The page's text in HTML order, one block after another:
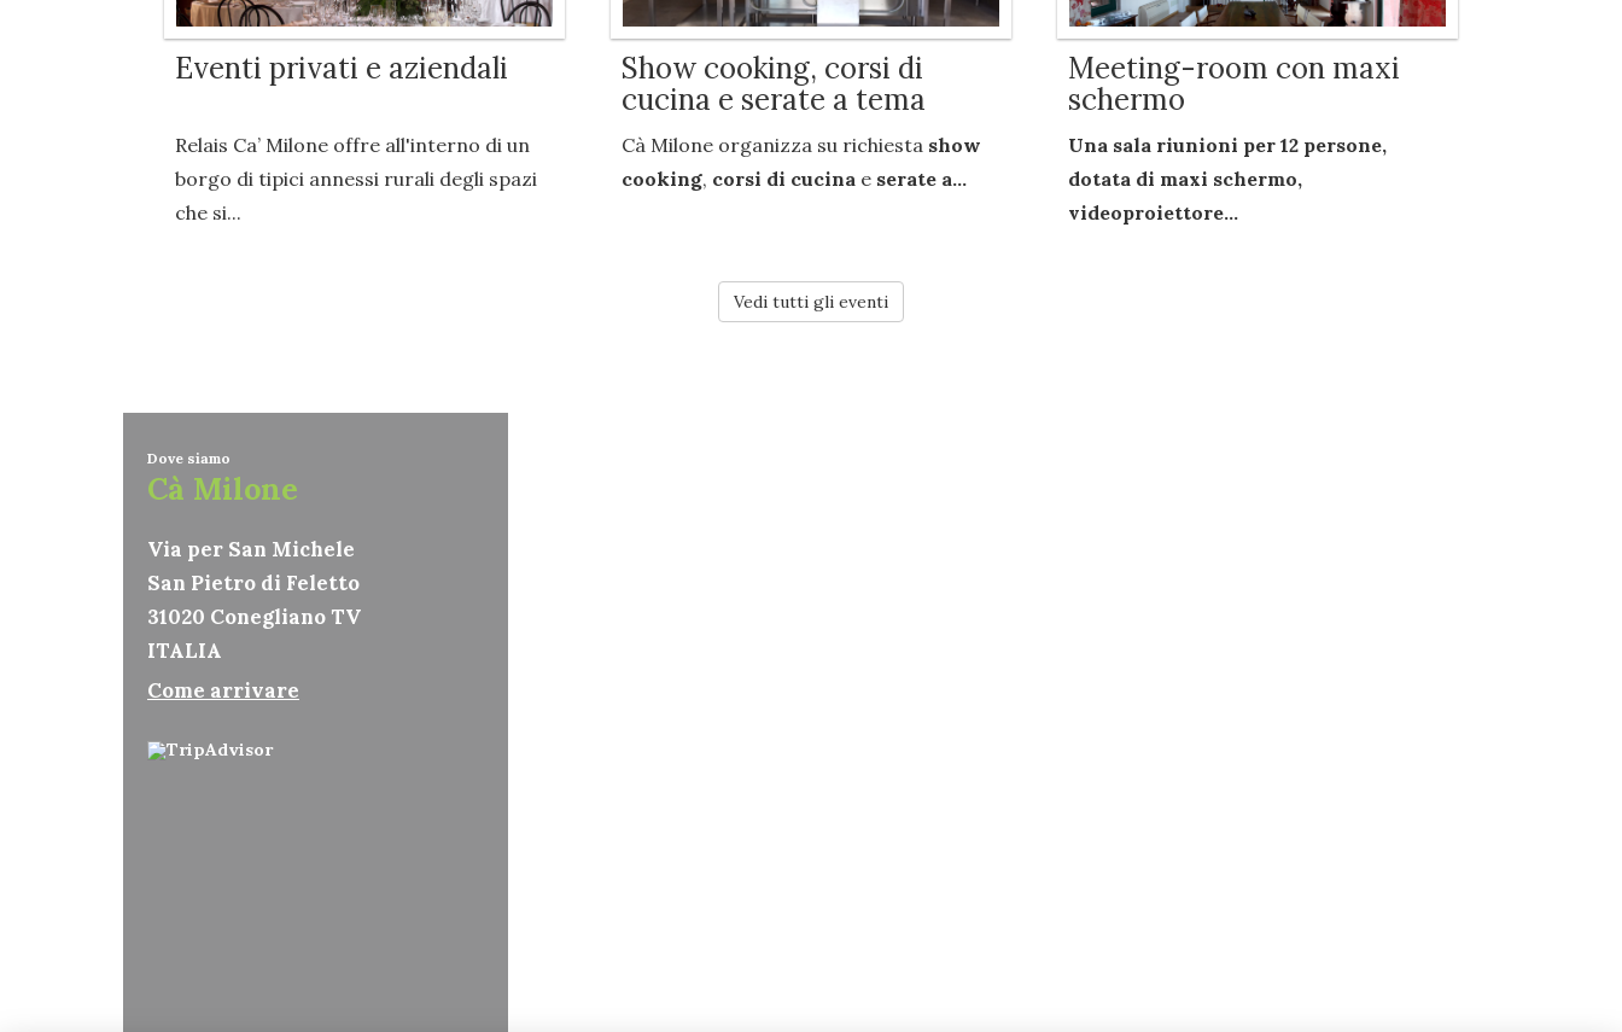
Eventi privati e aziendali
Relais Ca’ Milone offre all'interno di un
borgo di tipici annessi rurali degli spazi
che si...
Show cooking, corsi di
cucina e serate a tema
Cà Milone organizza su richiesta show
cooking, corsi di cucina e serate a...
Meeting-room con maxi
schermo
Una sala riunioni per 12 persone,
dotata di maxi schermo,
videoproiettore...
Vedi tutti gli eventi
Dove siamo
Cà Milone
Via per San Michele
San Pietro di Feletto
31020 Conegliano TV
ITALIA
Come arrivare